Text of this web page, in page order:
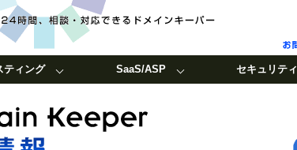
ティング SaaS/ASP セキュリティ